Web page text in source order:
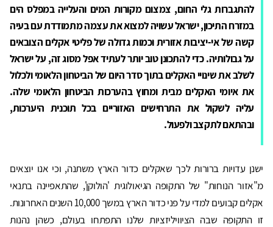
להתגברות גלי החום, צמצום מקורות המים והעלייה במפלס הים
במזרח התיכון, ישראל עשויה למצוא את עצמה מתמודדת עם בעיה
קשה של אי-יציבות אזורית וכמות גדולה של פליטי אקלים הצובאים
על גבולותיה. כדי להתכונן טוב יותר לעתיד אפל מסוג זה, על ישראל
לשלב את שינויי האקלים בתוך סדר היום של הביטחון הלאומי ולכלול
את איומי האקלים מבית ומחוץ בהערכות הביטחון הלאומי שלה.
עליה לשקול את התרחישים האזוריים בכל תוכנית היערכות,
ובהתאם לתקצב ולפעול.
ישנן עדויות ברורות לכך שאקלים כדור הארץ משתנה, וכי אנו יוצאים
מ"אזור הנוחות" של התקופה הגיאולוגית 'הולוקן', שהתאפיינה בתנאי
אקלים קבועים למדי על פני כדור הארץ במשך 10,000 השנים האחרונות.
זו התקופה שבה הציוויליזציות שלנו התפתחו בעולם, כשהן נהנות